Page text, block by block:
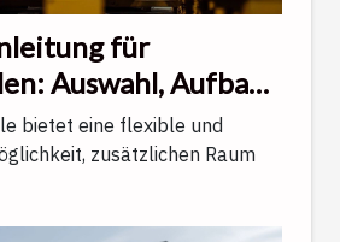
für
Auswahl, Aufbau
bietet eine flexible und
zusätzlichen Raum